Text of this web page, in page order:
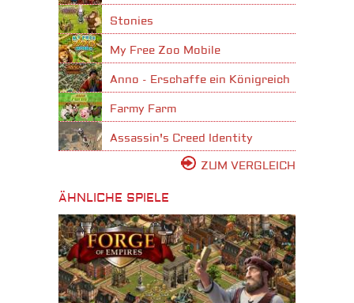
Stonies
My Free Zoo Mobile
Anno - Erschaffe ein Königreich
Farmy Farm
Assassin's Creed Identity
ZUM VERGLEICH
ÄHNLICHE SPIELE